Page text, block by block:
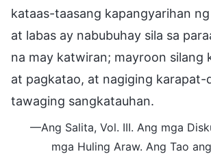
kataas-taasang kapangyarihan
at labas ay nabubuhay sila sa
na may katwiran; mayroon silang
at pagkatao, at nagiging karapat-
tawaging sangkatauhan.
—Ang Salita, Vol. III. Ang mga
mga Huling Araw. Ang Tao